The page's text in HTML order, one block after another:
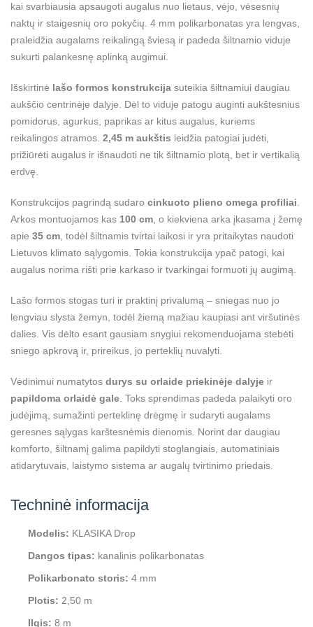
kai svarbiausia apsaugoti augalus nuo lietaus, vėjo, vėsesnių
naktų ir staigesnių oro pokyčių. 4 mm polikarbonatas yra lengvas,
praleidžia augalams reikalingą šviesą ir padeda šiltnamio viduje
sukurti palankesnę aplinką augimui.
Išskirtinė lašo formos konstrukcija suteikia šiltnamiui daugiau
aukščio centrinėje dalyje. Dėl to viduje patogu auginti aukštesnius
pomidorus, agurkus, paprikas ar kitus augalus, kuriems
reikalingos atramos. 2,45 m aukštis leidžia patogiai judėti,
prižiūrėti augalus ir išnaudoti ne tik šiltnamio plotą, bet ir vertikalią
erdvę.
Konstrukcijos pagrindą sudaro cinkuoto plieno omega profiliai
Arkos montuojamos kas 100 cm , o kiekviena arka įkasama į žemę
apie 35 cm , todėl šiltnamis tvirtai laikosi ir yra pritaikytas naudoti
Lietuvos klimato sąlygomis. Tokia konstrukcija ypač patogi, kai
augalus norima rišti prie karkaso ir tvarkingai formuoti jų augimą.
Lašo formos stogas turi ir praktinį privalumą – sniegas nuo jo
lengviau slysta žemyn, todėl žiemą mažiau kaupiasi ant viršutinės
dalies. Vis dėlto esant gausiam snygiui rekomenduojama stebėti
sniego apkrovą ir, prireikus, jo perteklių nuvalyti.
Vėdinimui numatytos durys su orlaide priekinėje dalyje ir
papildoma orlaidė gale . Toks sprendimas padeda palaikyti oro
judėjimą, sumažinti perteklinę drėgmę ir sudaryti augalams
geresnes sąlygas karštesnėmis dienomis. Norint dar daugiau
komforto, šiltnamį galima papildyti stoglangiais, automatiniais
atidarytuvais, laistymo sistema ar augalų tvirtinimo priedais.
Techninė informacija
Modelis: KLASIKA Drop
Dangos tipas: kanalinis polikarbonatas
Polikarbonato storis: 4 mm
Plotis: 2,50 m
Ilgis: 8 m